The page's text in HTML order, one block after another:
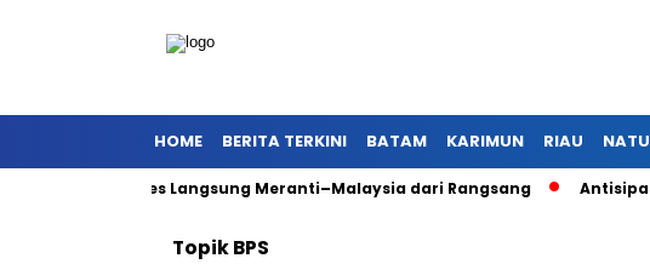
HOME BERITA TERKINI BATAM KARIMUN RIAU
Akses Langsung Meranti–Malaysia dari Rangsang Antisipasi
TopikBPS